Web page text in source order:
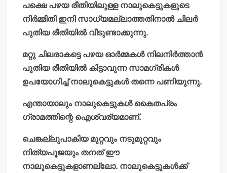
പക്ഷെ പഴയ രീതിയിലുള്ള നാലുകെട്ടുകളുടെ
നിര്‍മ്മിതി ഇനി സാധ്യമല്ലാത്തതിനാല്‍ ചിലര്‍
പുതിയ രീതിയില്‍ വീടുണ്ടാക്കുന്നു.
മറ്റു ചിലരാകട്ടെ പഴയ ഓര്‍മ്മകള്‍ നിലനിര്‍ത്താന്‍
പുതിയ രീതിയില്‍ കിട്ടാവുന്ന സാമഗ്രികള്‍
ഉപയോഗിച്ച് നാലുകെട്ടുകള്‍ തന്നെ പണിയുന്നു.
എന്തായാലും നാലുകെട്ടുകള്‍ കൈതപ്രം
ഗ്രാമത്തിന്റെ ഐശ്വര്യമാണ്.
ചെങ്കല്ലുപാകിയ മുറ്റവും നടുമുറ്റവും
നിത്യപൂജയും തനത് ഈ
നാലുകെട്ടുകളാണല്ലോ. നാലുകെട്ടുകള്‍ക്ക്